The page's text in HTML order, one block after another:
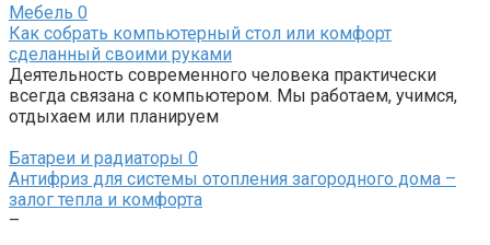
Мебель 0
Как собрать компьютерный стол или комфорт
сделанный своими руками
Деятельность современного человека практически
всегда связана с компьютером. Мы работаем, учимся,
отдыхаем или планируем
Батареи и радиаторы 0
Антифриз для системы отопления загородного дома –
залог тепла и комфорта
–